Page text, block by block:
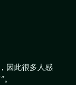
因此很多人感